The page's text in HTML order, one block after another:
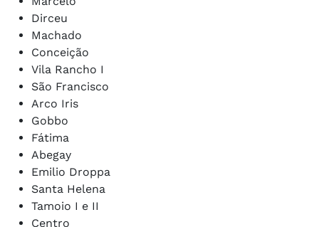
Dirceu
Machado
Conceição
Vila Rancho I
São Francisco
Arco Iris
Gobbo
Fátima
Abegay
Emilio Droppa
Santa Helena
Tamoio I e II
Centro